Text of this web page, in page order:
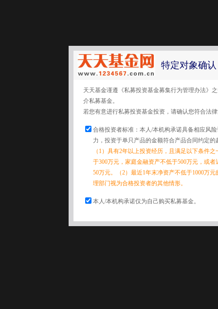
特定对象确认
天天基金谨遵《私募投资基金募集行为管理办法》
介私募基金。
若您有意进行私募投资基金投资，请确认您符合法
合格投资者标准：本人/本机构承诺具备相应风
力，投资于单只产品的金额符合产品合同约定的
（1）具有2年以上投资经历，且满足以下条件
于300万元，家庭金融资产不低于500万元，或
50万元。（2）最近1年末净资产不低于1000万
理部门视为合格投资者的其他情形。
本人/本机构承诺仅为自己购买私募基金。